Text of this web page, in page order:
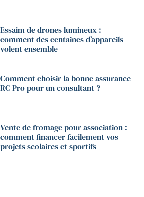
Essaim de drones lumineux :
comment des centaines d’appareils
volent ensemble
Comment choisir la bonne assurance
RC Pro pour un consultant ?
Vente de fromage pour association :
comment financer facilement vos
projets scolaires et sportifs